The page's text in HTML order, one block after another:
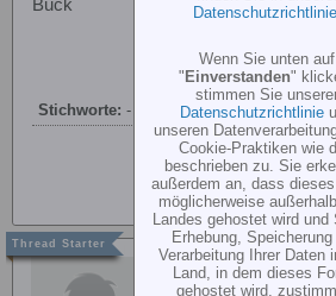
Buck
Stichworte: -
Michael Faupel
Datenschutzrichtlinie
Wenn Sie unten auf
"Einverstanden"
stimmen Sie
Datenschutzrichtlinie
unseren
Cookie-Praktiken wie
beschrieben zu. Sie
außerdem an, dass
möglicherweise
Landes gehostet wird und
Erhebung, Speicherung
Verarbeitung Ihrer Daten
Land, in dem dieses
gehostet wird,